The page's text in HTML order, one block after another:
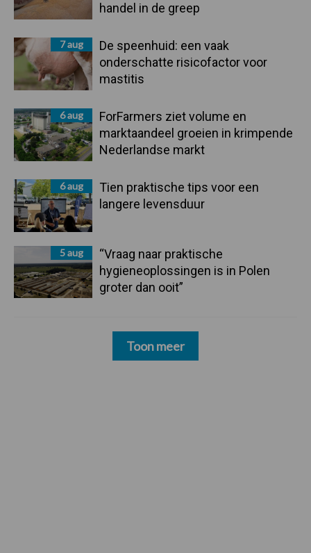
handel in de greep
7 aug
De speenhuid: een vaak
onderschatte risicofactor voor
mastitis
6 aug
ForFarmers ziet volume en
marktaandeel groeien in krimpende
Nederlandse markt
6 aug
Tien praktische tips voor een
langere levensduur
5 aug
“Vraag naar praktische
hygieneoplossingen is in Polen
groter dan ooit”
Toon meer